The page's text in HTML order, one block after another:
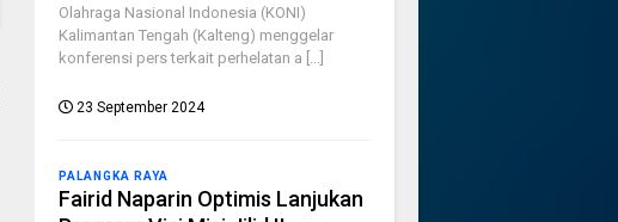
Olahraga Nasional Indonesia (KONI)
Kalimantan Tengah (Kalteng) menggelar
konferensi pers terkait perhelatan a [...]
23 September 2024
PALANGKA RAYA
Fairid Naparin Optimis Lanjukan